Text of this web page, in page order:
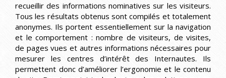
recueillir des informations nominatives sur les visiteurs.
Tous les résultats obtenus sont compilés et totalement
anonymes. Ils portent essentiellement sur la navigation
et le comportement : nombre de visiteurs, de visites,
de pages vues et autres informations nécessaires pour
mesurer les centres d’intérêt des Internautes. Ils
permettent donc d’améliorer l’ergonomie et le contenu